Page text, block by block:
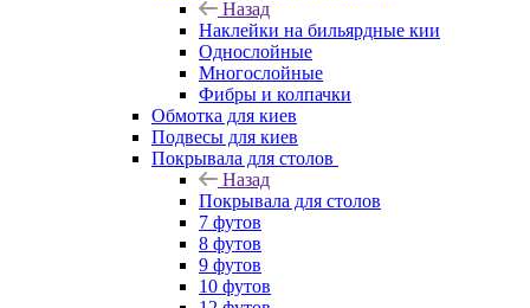
Назад
Наклейки на бильярдные кии
Однослойные
Многослойные
Фибры и колпачки
Обмотка для киев
Подвесы для киев
Покрывала для столов
Назад
Покрывала для столов
7 футов
8 футов
9 футов
10 футов